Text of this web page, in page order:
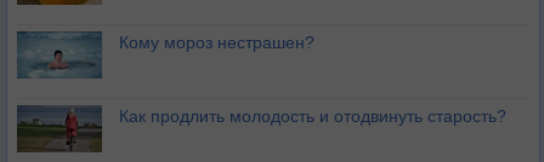
Кому мороз нестрашен?
Как продлить молодость и отодвинуть старость?